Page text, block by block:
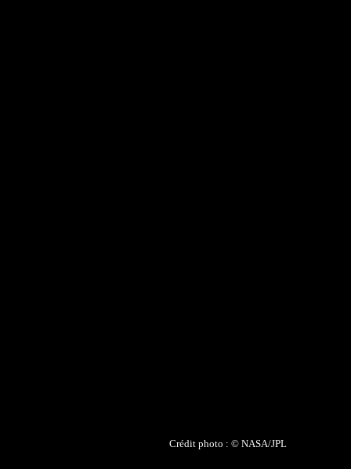
Crédit photo : © NASA/JPL